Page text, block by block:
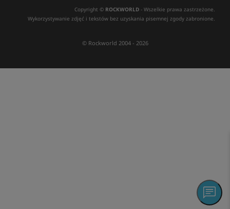
Copyright © ROCKWORLD - Wszelkie prawa zastrzeżone.
Wykorzystywanie zdjęć i tekstów bez uzyskania pisemnej zgody zabronione.
© Rockworld 2004 - 2026